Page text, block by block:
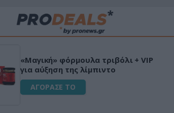
«Μαγική» φόρμουλα τριβόλι + VIP
για αύξηση της λίμπιντο
ΑΓΟΡΑΣΕ ΤΟ